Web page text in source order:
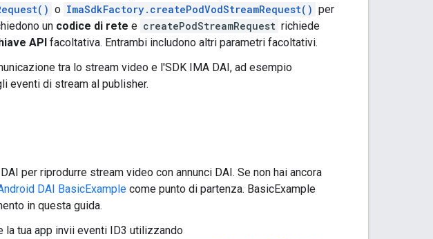
o ImaSdkFactory.createPodVodStreamRequest() per
un codice di rete e createPodStreamRequest richiede
API facoltativa. Entrambi includono altri parametri facoltativi.
tra lo stream video e l'SDK IMA DAI, ad esempio
eventi di stream al publisher.
per riprodurre stream video con annunci DAI. Se non hai ancora
DAI BasicExample come punto di partenza. BasicExample
in questa guida.
la tua app invii eventi ID3 utilizzando